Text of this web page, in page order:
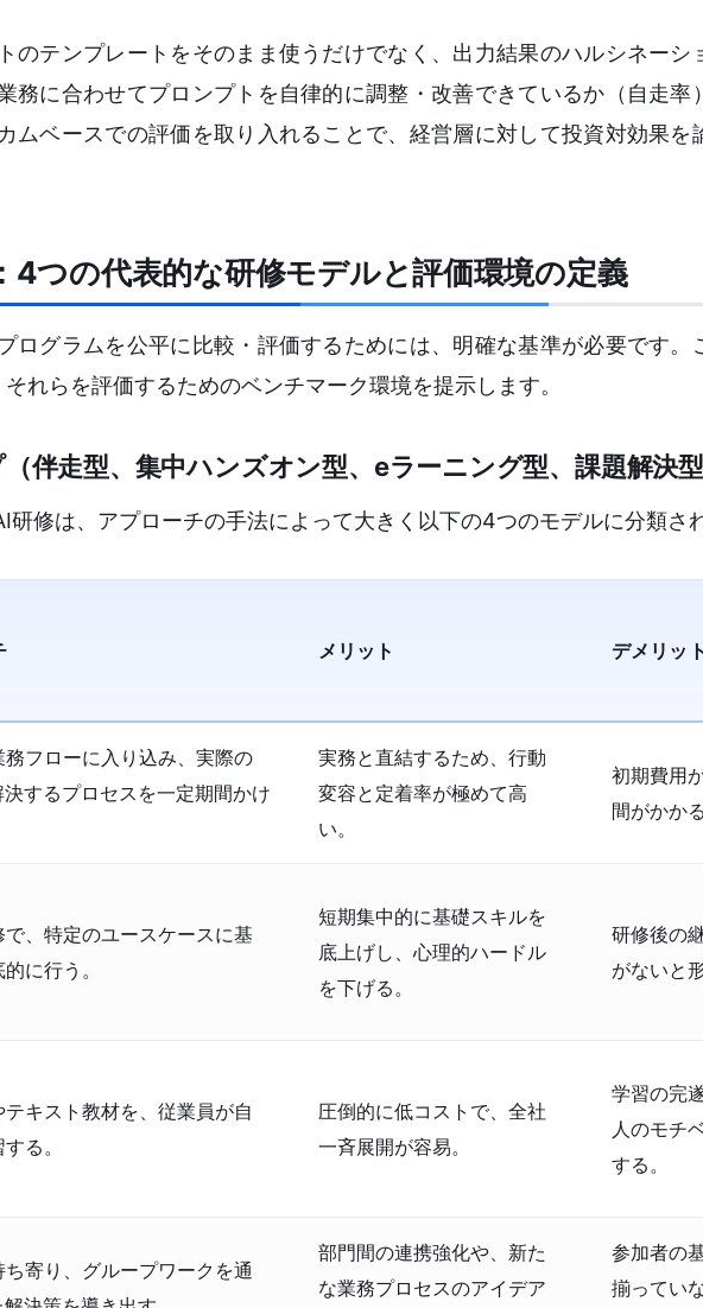
のテンプレートをそのまま使うだけでなく、出力結果のハルシネーシ
務に合わせてプロンプトを自律的に調整・改善できているか（自走率
ムベースでの評価を取り入れることで、経営層に対して投資対効果を
4つの代表的な研修モデルと評価環境の定義
ログラムを公平に比較・評価するためには、明確な基準が必要です。
れらを評価するためのベンチマーク環境を提示します。
伴走型、集中ハンズオン型、eラーニング型、課題解決型
修は、アプローチの手法によって大きく以下の4つのモデルに分類さ
メリット デメリット
フローに入り込み、実際の
するプロセスを一定期間かけ
実務と直結するため、行動
変容と定着率が極めて高
い。
初期費用
間がかかる
、特定のユースケースに基
に行う。
短期集中的に基礎スキルを
底上げし、心理的ハードル
を下げる。
研修後の
がないと
キスト教材を、従業員が自
る。
圧倒的に低コストで、全社
一斉展開が容易。
学習の完
人のモチ
する。
寄り、グループワークを通
部門間の連携強化や、新た
な業務プロセスのアイデア
参加者の
揃ってい